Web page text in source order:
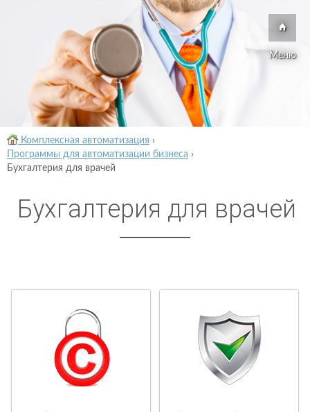
Меню
Комплексная автоматизация ›
Программы для автоматизации бизнеса ›
Бухгалтерия для врачей
Бухгалтерия для врачей